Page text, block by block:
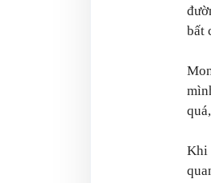
bất
Khi